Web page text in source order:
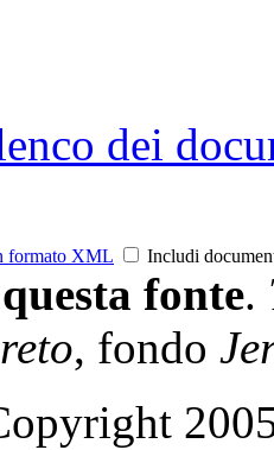
dei
formato XML Includi
fonte.
, fondo